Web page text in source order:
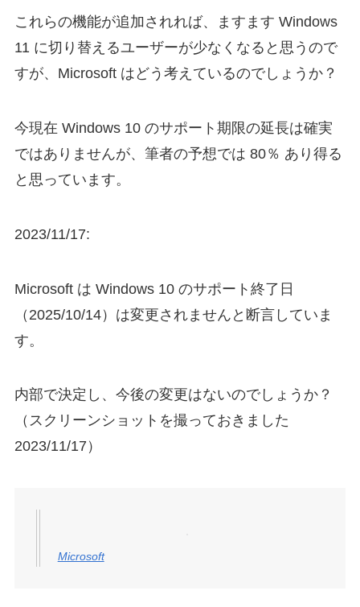
これらの機能が追加されれば、ますます Windows
11 に切り替えるユーザーが少なくなると思うので
すが、Microsoft はどう考えているのでしょうか？
今現在 Windows 10 のサポート期限の延長は確実
ではありませんが、筆者の予想では 80％ あり得る
と思っています。
2023/11/17:
Microsoft は Windows 10 のサポート終了日
（2025/10/14）は変更されませんと断言していま
す。
内部で決定し、今後の変更はないのでしょうか？
（スクリーンショットを撮っておきました
2023/11/17）
Microsoft